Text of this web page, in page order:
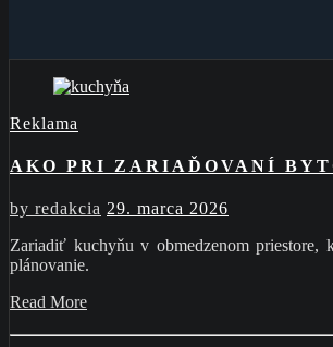
Reklama
AKO PRI ZARIAĎOVANÍ
by redakcia 29. marca 2026
Zariadiť kuchyňu v obmedzenom priestore,
plánovanie.
Read More